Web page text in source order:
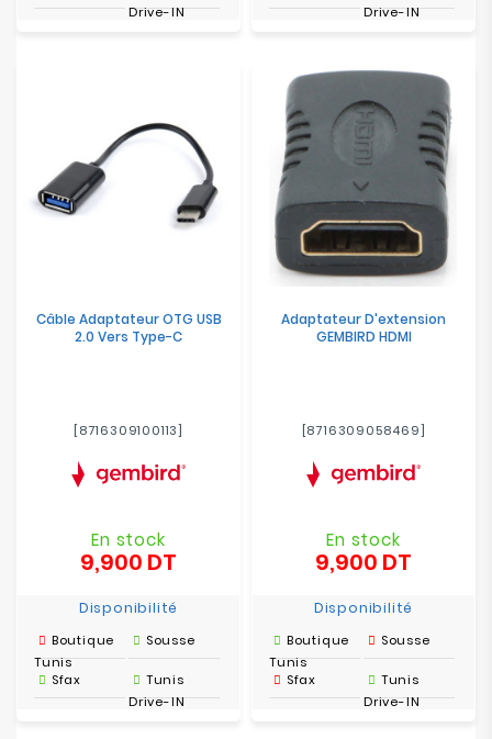
Drive-IN
Drive-IN
Câble Adaptateur OTG USB
2.0 Vers Type-C
[8716309100113]
En stock
9,900 DT
Disponibilité
Boutique
Tunis
Sousse
Sfax
Tunis
Drive-IN
Adaptateur D'extension
GEMBIRD HDMI
[8716309058469]
En stock
9,900 DT
Disponibilité
Boutique
Tunis
Sousse
Sfax
Tunis
Drive-IN